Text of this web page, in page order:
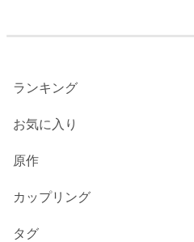
ランキング
お気に入り
原作
カップリング
タグ